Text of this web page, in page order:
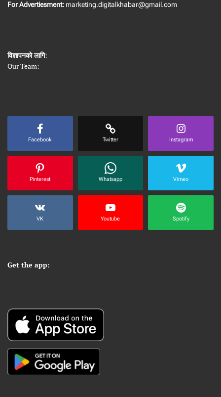
For Advertiesment: marketing.digitalkhabar@gmail.com
विज्ञापनको लागि:
Our Team:
Facebook Twitter Instagram
Pinterest Whatsapp Vimeo
VK Youtube Spotify
Get the app: